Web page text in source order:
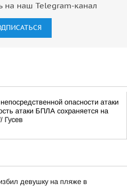
на наш Telegram-канал
опасности атаки
атаки БПЛА сохраняется на
Гусев
девушку на пляже в